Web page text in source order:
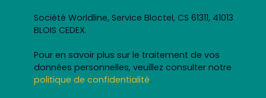
Société Worldline, Service Bloctel, CS 61311, 41013
BLOIS CEDEX.
Pour en savoir plus sur le traitement de vos
données personnelles, veuillez consulter notre
politique de confidentialité.